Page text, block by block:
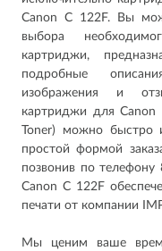
Canon C 122F. Вы
выбора
картриджи,
подробные
изображения и
картриджи для
Toner) можно быстро
простой формой
позвонив по
Canon C 122F
печати от компании
Мы ценим ваше